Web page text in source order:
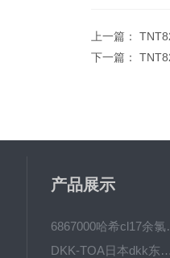
上一篇：
下一篇：
产品展示
6867000
DKK-TOA日本dkk东亚电